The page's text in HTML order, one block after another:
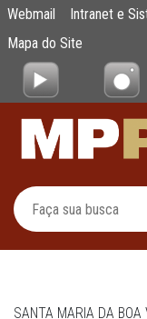
Pular para o Conteúdo
Prefeitura se
Webmail Intranet e
Mapa do Site
SANTA MARIA DA BOA